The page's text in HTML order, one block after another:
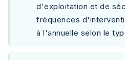
d'exploitation et de
fréquences
à l'annuelle selon le